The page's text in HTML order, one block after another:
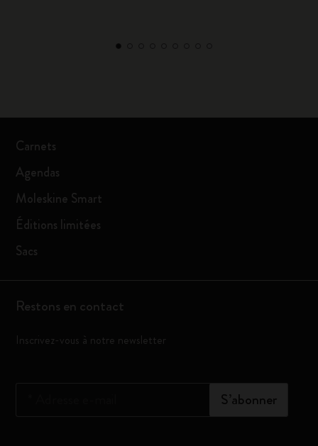
Carnets
Agendas
Moleskine Smart
Éditions limitées
Sacs
Restons en contact
Inscrivez-vous à notre newsletter
S’abonner